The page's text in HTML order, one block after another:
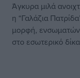
Άγκυρα μιλά
η “Γαλάζια
μορφή,
στο εσωτερικό